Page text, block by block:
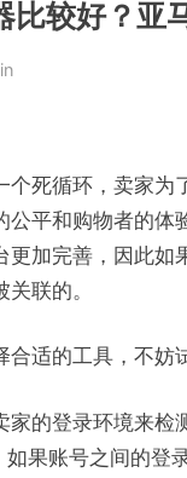
比较好？亚
个死循环，卖家
公平和购物者的体
更加完善，因此
联的。
合适的工具，不妨
家的登录环境来
果账号之间的登